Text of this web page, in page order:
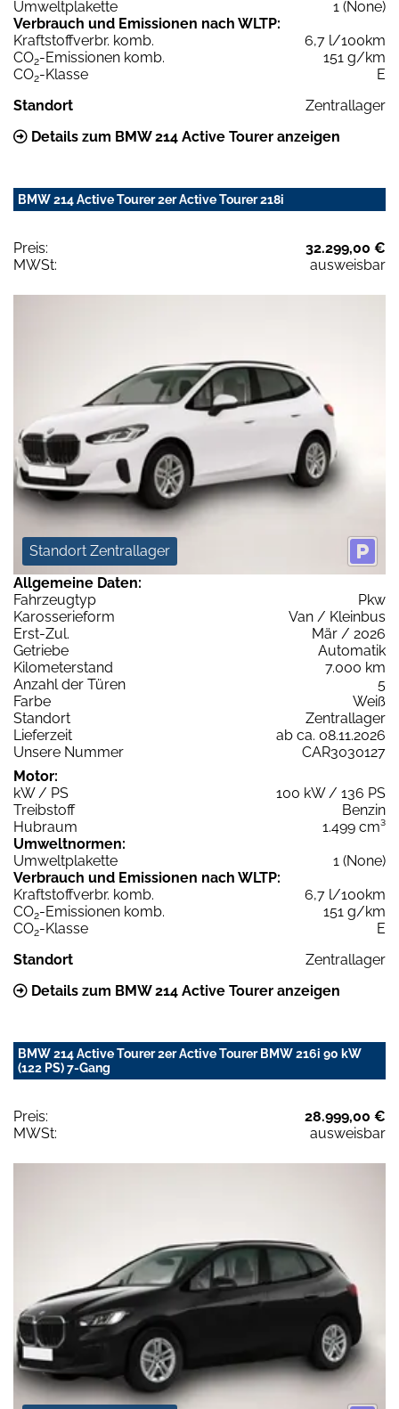
Umweltplakette
1 (None)
Verbrauch und Emissionen nach WLTP:
Kraftstoffverbr. komb.
6,7 l/100km
CO2-Emissionen komb.
151 g/km
CO2-Klasse
E
Standort
Zentrallager
Details zum BMW 214 Active Tourer anzeigen
BMW 214 Active Tourer 2er Active Tourer 218i
Preis:
32.299,00 €
MWSt:
ausweisbar
Standort Zentrallager
Allgemeine Daten:
Fahrzeugtyp
Pkw
Karosserieform
Van / Kleinbus
Erst-Zul.
Mär / 2026
Getriebe
Automatik
Kilometerstand
7.000 km
Anzahl der Türen
5
Farbe
Weiß
Standort
Zentrallager
Lieferzeit
ab ca. 08.11.2026
Unsere Nummer
CAR3030127
Motor:
kW / PS
100 kW / 136 PS
Treibstoff
Benzin
Hubraum
1.499 cm³
Umweltnormen:
Umweltplakette
1 (None)
Verbrauch und Emissionen nach WLTP:
Kraftstoffverbr. komb.
6,7 l/100km
CO2-Emissionen komb.
151 g/km
CO2-Klasse
E
Standort
Zentrallager
Details zum BMW 214 Active Tourer anzeigen
BMW 214 Active Tourer 2er Active Tourer BMW 216i 90 kW
(122 PS) 7-Gang
Preis:
28.999,00 €
MWSt:
ausweisbar